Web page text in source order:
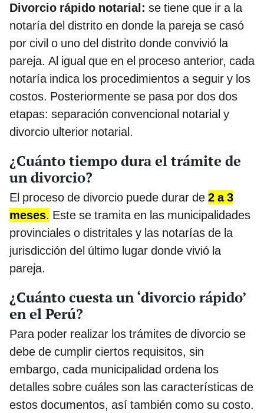
Divorcio rápido notarial: se tiene que ir a la
notaría del distrito en donde la pareja se casó
por civil o uno del distrito donde convivió la
pareja. Al igual que en el proceso anterior, cada
notaría indica los procedimientos a seguir y los
costos. Posteriormente se pasa por dos dos
etapas: separación convencional notarial y
divorcio ulterior notarial.
¿Cuánto tiempo dura el trámite de
un divorcio?
El proceso de divorcio puede durar de 2 a 3
meses. Este se tramita en las municipalidades
provinciales o distritales y las notarías de la
jurisdicción del último lugar donde vivió la
pareja.
¿Cuánto cuesta un ‘divorcio rápido’
en el Perú?
Para poder realizar los trámites de divorcio se
debe de cumplir ciertos requisitos, sin
embargo, cada municipalidad ordena los
detalles sobre cuáles son las características de
estos documentos, así también como su costo.